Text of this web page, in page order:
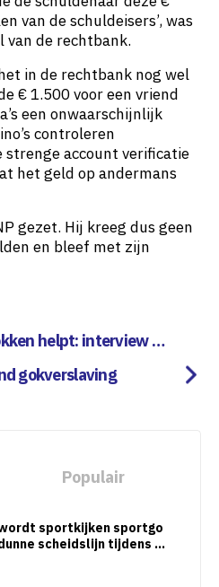
van de schuldeisers’, was
van de rechtbank.
in de rechtbank nog wel
€ 1.500 voor een vriend
een onwaarschijnlijk
controleren
account verificatie
het geld op andermans
gezet. Hij kreeg dus geen
en bleef met zijn
helpt: interview me
gokverslaving
Populair
sportkijken sportgo
scheidslijn tijdens gr